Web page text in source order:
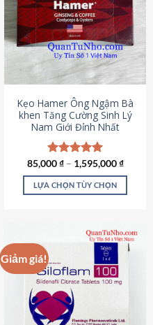
thể.
Các
tùy
chọn
có
thể
được
chọn
trên
trang
sản
phẩm
Kẹo Hamer Ông Ngậm Bà
khen Tăng Cường Sinh Lý
Nam Giới Đỉnh Nhất
Được xếp
hạng5.00
5 sao
85,000₫– 1,595,000₫
LỰA CHỌN TÙY CHỌN
này
nhiều
biến
tùy
Giảm giá!